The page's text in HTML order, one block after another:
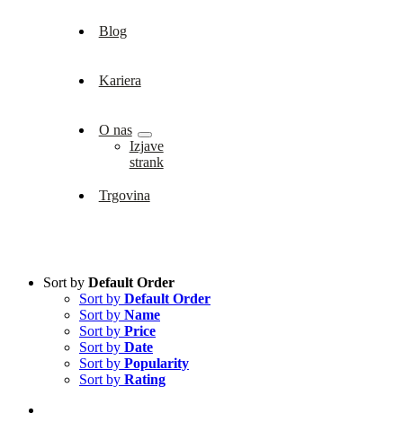
Blog
Kariera
O nas
Izjave
strank
Trgovina
Sort by Default Order
Sort by Default Order
Sort by Name
Sort by Price
Sort by Date
Sort by Popularity
Sort by Rating